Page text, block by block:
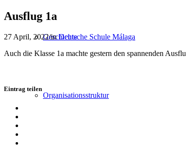
Geschichte
Organisationsstruktur
Ausflug 1a
27 April, 2022/inDeutsche Schule Málaga
Auch die Klasse 1a machte gestern den spannenden
Eintrag teilen